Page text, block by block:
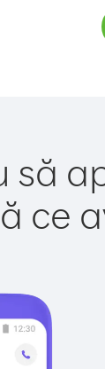
să
ce